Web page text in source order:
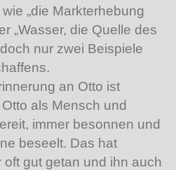
„die Markterhebung
„Wasser, die Quelle des
nur zwei Beispiele
an Otto ist
als Mensch und
immer besonnen und
beseelt. Das hat
gut getan und ihn auch